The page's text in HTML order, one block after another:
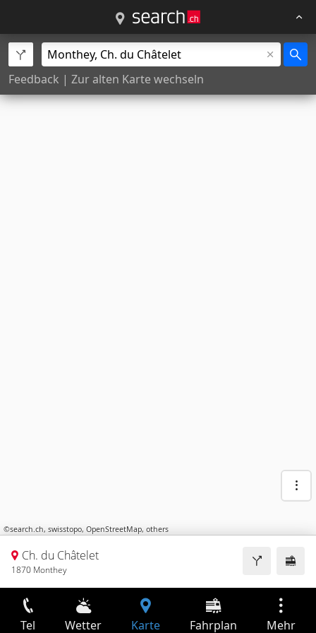
Feedback | Zur alten Karte wechseln
©search.ch, swisstopo, OpenStreetMap, others
Ch. du Châtelet
1870 Monthey
Tel Wetter Karte Fahrplan Mehr